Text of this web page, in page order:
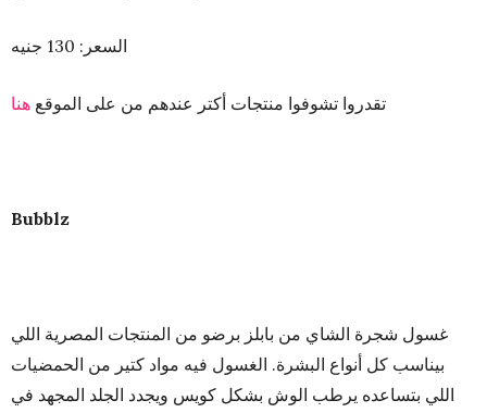
السعر: 130 جنيه
تقدروا تشوفوا منتجات أكتر عندهم من على الموقع هنا
Bubblz
غسول شجرة الشاي من بابلز برضو من المنتجات المصرية اللي
بيناسب كل أنواع البشرة. الغسول فيه مواد كتير من الحمضيات
اللي بتساعده يرطب الوش بشكل كويس ويجدد الجلد المجهد في